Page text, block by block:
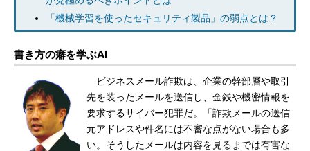
「機械学習を使ったセキュリティ製品」の弱点とは？
書き方の癖を学ぶAI
ビジネスメール詐欺は、企業の幹部層や取引
先を装ったメールを送信し、金銭や機密情報を
要求するサイバー犯罪だ。「詐欺メールの送信
元アドレスや件名には不審な点がない場合も多
い。そうしたメールは内容を見るまでは有害な